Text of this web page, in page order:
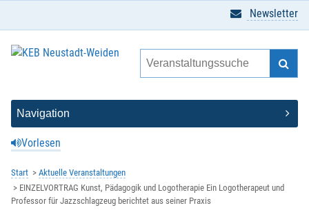
Vorlesen
Newsletter
Start
Aktuelle Veranstaltungen
EINZELVORTRAG Kunst, Pädagogik und Logotherapie Ein Logotherapeut und
Professor für Jazzschlagzeug berichtet aus seiner Praxis